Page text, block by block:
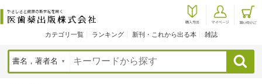
カテゴリ一覧 ランキング 新刊・これから出る本 雑誌
検索